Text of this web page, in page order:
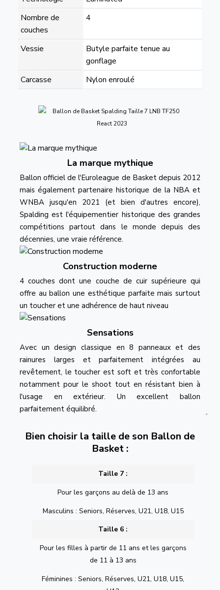
Nombre de
couches
4
Vessie
Butyle parfaite tenue au
gonflage
Carcasse
Nylon enroulé
La marque mythique
Ballon officiel de l'Euroleague de Basket depuis 2012
mais également partenaire historique de la NBA et
WNBA jusqu'en 2021 (et bien d'autres encore),
Spalding est l'équipementier historique des grandes
compétitions partout dans le monde depuis des
décennies, une vraie référence.
Construction moderne
4 couches dont une couche de cuir supérieure qui
offre au ballon une esthétique parfaite mais surtout
un toucher et une adhérence de haut niveau
Sensations
Avec un design classique en 8 panneaux et des
rainures larges et parfaitement intégrées au
revêtement, le toucher est soft et très confortable
notamment pour le shoot tout en résistant bien à
l'usage en extérieur. Un excellent ballon
parfaitement équilibré.
Bien choisir la taille de son Ballon de
Basket :
Taille 7 :
Pour les garçons au delà de 13 ans
Masculins : Seniors, Réserves, U21, U18, U15
Taille 6 :
Pour les filles à partir de 11 ans et les garçons
de 11 à 13 ans
Féminines : Seniors, Réserves, U21, U18, U15,